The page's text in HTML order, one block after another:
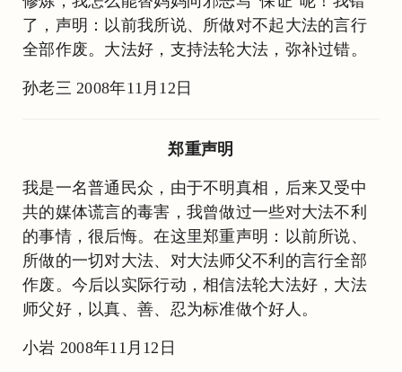
了，声明：以前我所说、所做对不起大法的言行
全部作废。大法好，支持法轮大法，弥补过错。
孙老三 2008年11月12日
郑重声明
我是一名普通民众，由于不明真相，后来又受中
共的媒体谎言的毒害，我曾做过一些对大法不利
的事情，很后悔。在这里郑重声明：以前所说、
所做的一切对大法、对大法师父不利的言行全部
作废。今后以实际行动，相信法轮大法好，大法
师父好，以真、善、忍为标准做个好人。
小岩 2008年11月12日